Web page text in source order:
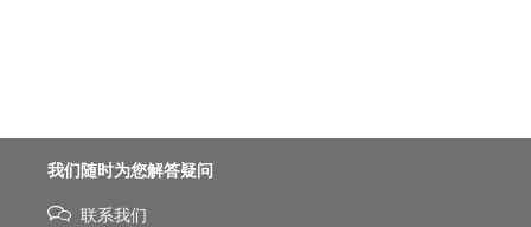
我们随时为您解答疑问
联系我们